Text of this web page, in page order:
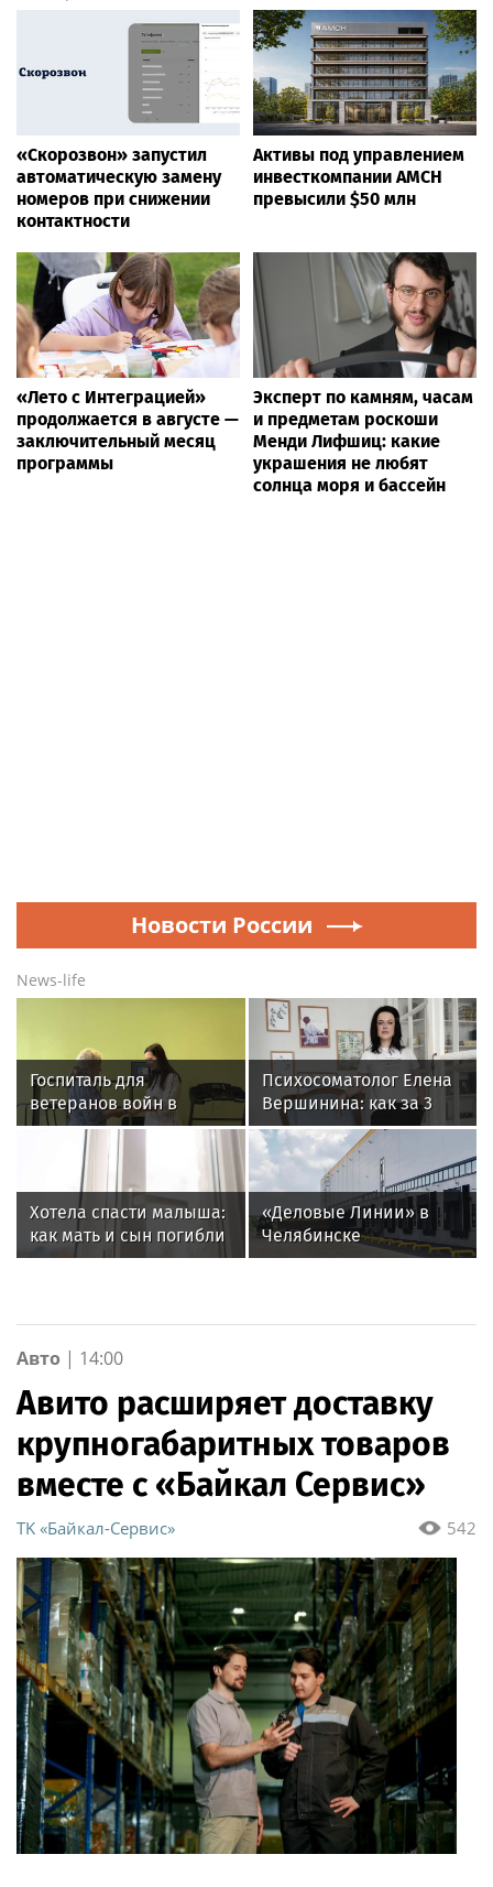
«Скорозвон» запустил
автоматическую замену
номеров при снижении
контактности
Активы под управлением
инвесткомпании AMCH
превысили $50 млн
«Лето с Интеграцией»
продолжается в августе —
заключительный месяц
программы
Эксперт по камням, часам
и предметам роскоши
Менди Лифшиц: какие
украшения не любят
солнца моря и бассейн
Новости России
News-life
Госпиталь для
ветеранов войн в
Екатеринбурге получил
новое оборудование
для реабилитации
Психосоматолог Елена
Вершинина: как за 3
минуты вернуть себе
равновесие
Хотела спасти малыша:
как мать и сын погибли
при падении из окна в
«Деловые Линии» в
Челябинске
переезжают на новый
Авто | 14:00
Авито расширяет доставку
крупногабаритных товаров
вместе с «Байкал Сервис»
542
ТK «Байкал-Сервис»